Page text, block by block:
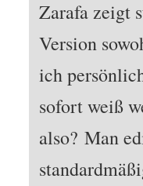
Zarafa zeigt
Version
ich
sofort weiß
also? Man